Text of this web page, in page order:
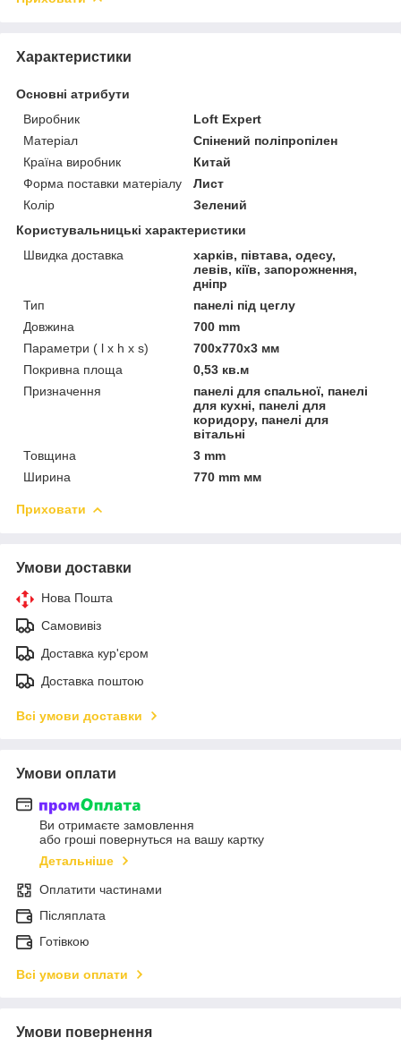
Характеристики
Основні атрибути
Виробник
Loft Expert
Матеріал
Спінений поліпропілен
Країна виробник
Китай
Форма поставки матеріалу
Лист
Колір
Зелений
Користувальницькі характеристики
Швидка доставка
харків, півтава, одесу,
левів, кіїв, запорожнення,
дніпр
Тип
панелі під цеглу
Довжина
700 mm
Параметри ( l x h x s)
700x770x3 мм
Покривна площа
0,53 кв.м
Призначення
панелі для спальної, панелі
для кухні, панелі для
коридору, панелі для
вітальні
Товщина
3 mm
Ширина
770 mm мм
Приховати
Умови доставки
Нова Пошта
Самовивіз
Доставка кур'єром
Доставка поштою
Всі умови доставки
Умови оплати
Ви отримаєте замовлення
або гроші повернуться на вашу картку
Детальніше
Оплатити частинами
Післяплата
Готівкою
Всі умови оплати
Умови повернення